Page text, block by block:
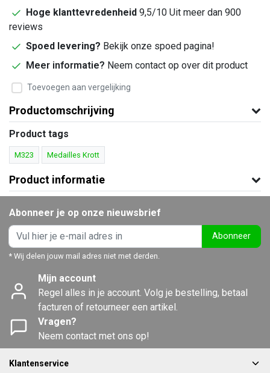
Hoge klanttevredenheid 9,5/10 Uit meer dan 900
reviews
Spoed levering? Bekijk onze spoed pagina!
Meer informatie? Neem contact op over dit product
Toevoegen aan vergelijking
Productomschrijving
Product tags
M323 Medailles Krott
Product informatie
Abonneer je op onze nieuwsbrief
Abonneer
* Wij delen jouw mail adres niet met derden.
Mijn account
Regel alles in je account. Volg je bestelling, betaal
facturen of retourneer een artikel.
Vragen?
Neem contact met ons op!
Klantenservice